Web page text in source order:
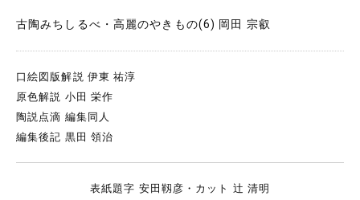
古陶みちしるべ・高麗のやきもの(6) 岡田 宗叡
口絵図版解説 伊東 祐淳
原色解説 小田 栄作
陶説点滴 編集同人
編集後記 黒田 領治
表紙題字 安田靱彦・カット 辻 清明